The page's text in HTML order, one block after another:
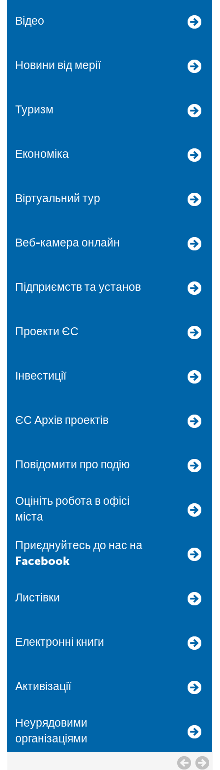
Відео
Новини від мерії
Туризм
Економіка
Віртуальний тур
Веб-камера онлайн
Підприємств та установ
Проекти ЄС
Інвестиції
ЄС Архів проектів
Повідомити про подію
Оцініть робота в офісі
міста
Приєднуйтесь до нас на
Facebook
Листівки
Електронні книги
Активізації
Неурядовими
організаціями